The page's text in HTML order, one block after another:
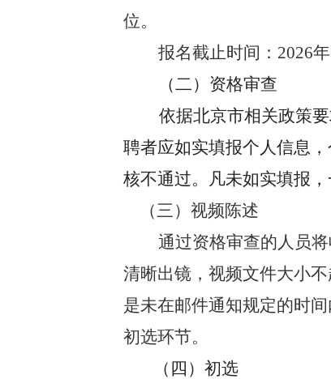
位。
报名截止时间：2026年
（二）资格审查
依据北京市相关政策
聘者应如实填报个人信息
核不通过。凡未如实填报，
（三）视频陈述
通过资格审查的人员
清晰出镜，视频文件大小
是未在邮件通知规定的时
初选环节。
（四）初选